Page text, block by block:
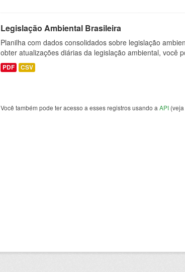
Legislação Ambiental Brasileira
Planilha com dados consolidados sobre legislação
obter atualizações diárias da legislação ambiental, você
PDF CSV
Você também pode ter acesso a esses registros usando a API (veja